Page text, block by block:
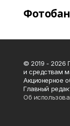
© 2019 - 2026
и средствам
Акционерное
Главный
Об